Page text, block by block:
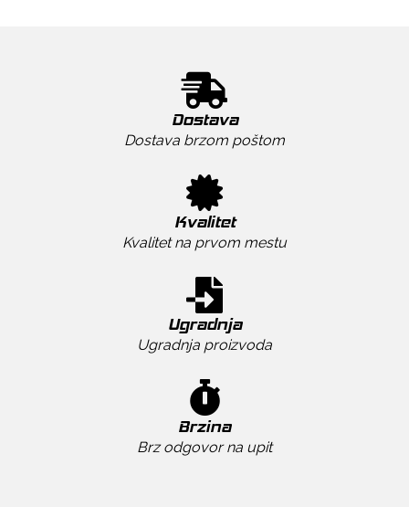
Dostava
Dostava brzom poštom
Kvalitet
Kvalitet na prvom mestu
Ugradnja
Ugradnja proizvoda
Brzina
Brz odgovor na upit